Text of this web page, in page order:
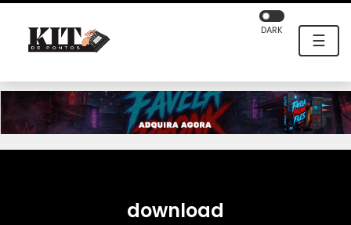
☰
DARK
download